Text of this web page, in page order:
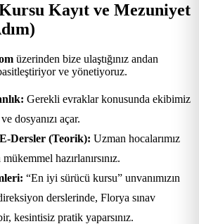
Kayıt ve Mezuniyet
üzerinden bize ulaştığınız andan
ve yönetiyoruz.
Gerekli evraklar konusunda ekibimiz
dosyanızı açar.
Dersler (Teorik): Uzman hocalarımız
hazırlanırsınız.
“En iyi sürücü kursu” unvanımızın
derslerinde, Florya sınav
kesintisiz pratik yaparsınız.